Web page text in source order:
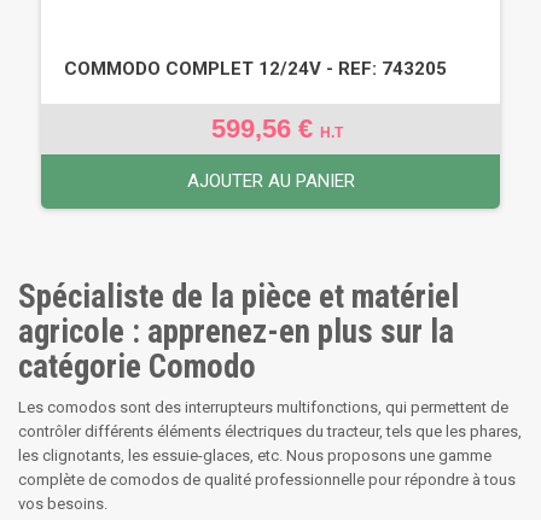
COMMODO COMPLET 12/24V - REF: 743205
599,56 € H.T
AJOUTER AU PANIER
Spécialiste de la pièce et matériel
agricole : apprenez-en plus sur la
catégorie Comodo
Les comodos sont des interrupteurs multifonctions, qui permettent de
contrôler différents éléments électriques du tracteur, tels que les phares,
les clignotants, les essuie-glaces, etc. Nous proposons une gamme
complète de comodos de qualité professionnelle pour répondre à tous
vos besoins.